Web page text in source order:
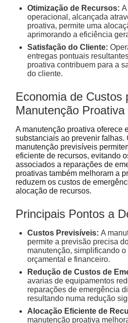
Otimização de Recursos:
operacional, alcançada
proativa, permite uma
aprimorando a eficiência
Satisfação do Cliente:
entregas pontuais
proativa contribuem para a
do cliente.
Economia de Custos
Manutenção Proativa
A manutenção proativa oferece
substanciais ao prevenir falhas.
manutenção previsíveis
eficiente de recursos, evitando
associados a reparações de
proativas também melhoram a
reduzem os custos de
alocação de recursos.
Principais Pontos a
Custos Previsíveis: A
permite a previsão precisa
manutenção, simplificando
orçamental e financeiro.
Redução de Custos de
avarias de equipamentos
reparações de emergência
resultando numa redução
Alocação Eficiente de
manutenção proativa